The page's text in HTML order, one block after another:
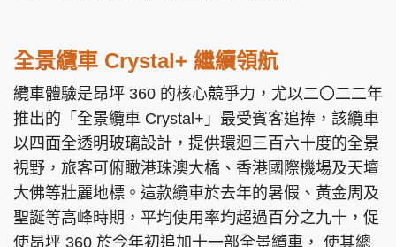
全景纜車 Crystal+ 繼續領航
纜車體驗是昂坪 360 的核心競爭力，尤以二〇二二年
推出的「全景纜車 Crystal+」最受賓客追捧，該纜車
以四面全透明玻璃設計，提供環迴三百六十度的全景
視野，旅客可俯瞰港珠澳大橋、香港國際機場及天壇
大佛等壯麗地標。這款纜車於去年的暑假、黃金周及
聖誕等高峰時期，平均使用率均超過百分之九十，促
使昂坪 360 於今年初追加十一部全景纜車， 使其總